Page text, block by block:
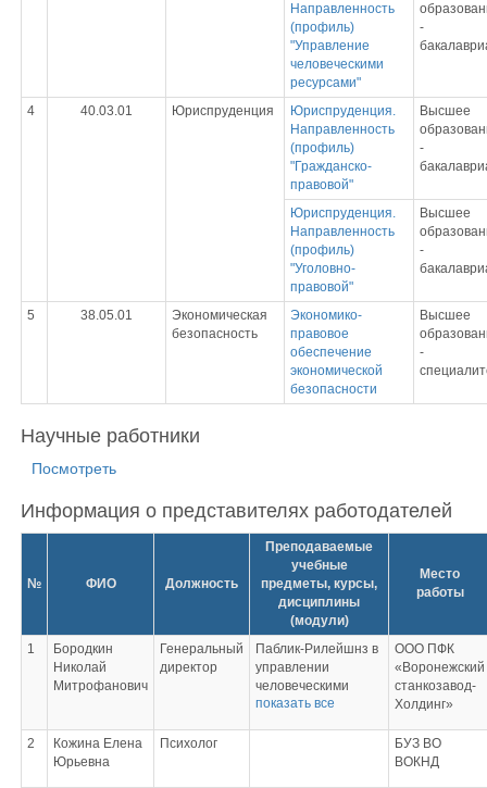
Направленность
(профиль)
"Управление
человеческими
ресурсами"
-
4 40.03.01 Юриспруденция
Юриспруденция.
Направленность
(профиль)
"Гражданско-
правовой"
Высшее
-
Юриспруденция.
Направленность
(профиль)
"Уголовно-
правовой"
Высшее
-
5 38.05.01
Экономическая
безопасность
Экономико-
правовое
обеспечение
экономической
безопасности
Высшее
-
Научные работники
Посмотреть
Информация о представителях работодателей
№ ФИО Должность
Преподаваемые
учебные
предметы, курсы,
дисциплины
(модули)
Место
работы
1
Бородкин
Николай
Митрофанович
Генеральный
директор
Паблик-Рилейшнз в
управлении
человеческими
ресурсами
показать все
ООО ПФК
«Воронежский
станкозавод-
Холдинг»
2
Кожина Елена
Юрьевна
Психолог
БУЗ ВО
ВОКНД